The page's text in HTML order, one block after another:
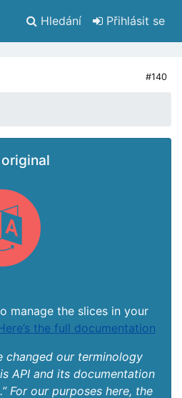
Hledání Přihlásit se
#140
original
manage the slices in your
the full documentation
changed our terminology
API and its documentation
For our purposes here, the